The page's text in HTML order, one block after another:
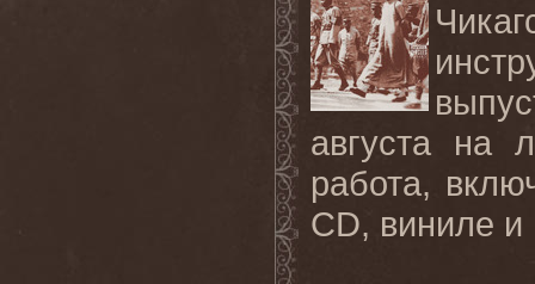
августа на
работа,
CD, виниле